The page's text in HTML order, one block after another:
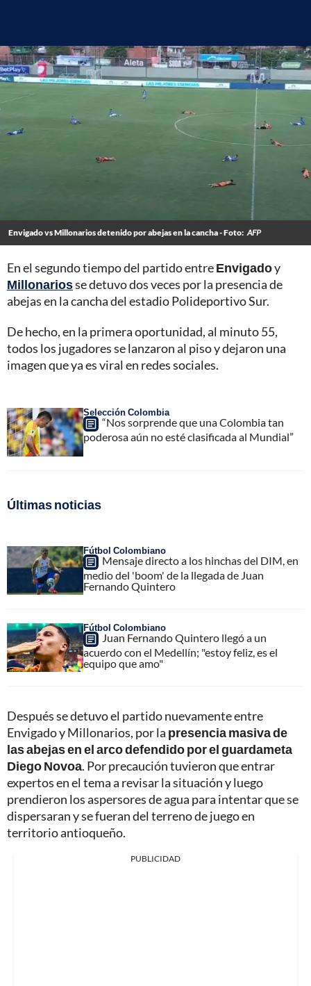
Envigado vs Millonarios detenido por abejas en la cancha - Foto: AFP
En el segundo tiempo del partido entreEnvigadoy
Millonariosse detuvo dos veces por la presencia de
abejas en la cancha del estadio Polideportivo Sur.
De hecho, en la primera oportunidad, al minuto 55,
todos los jugadores se lanzaron al piso y dejaron una
imagen que ya es viral en redes sociales.
Selección Colombia
“Nos sorprende que una Colombia tan
poderosa aún no esté clasificada al Mundial”
Últimas noticias
Fútbol Colombiano
Mensaje directo a los hinchas del DIM, en
medio del 'boom' de la llegada de Juan
Fernando Quintero
Fútbol Colombiano
Juan Fernando Quintero llegó a un
acuerdo con el Medellín; "estoy feliz, es el
equipo que amo"
Después se detuvo el partido nuevamente entre
Envigado y Millonarios, por la presencia masiva de
las abejas en el arco defendido por el guardameta
Diego Novoa. Por precaución tuvieron que entrar
expertos en el tema a revisar la situación y luego
prendieron los aspersores de agua para intentar que se
dispersaran y se fueran del terreno de juego en
territorio antioqueño.
PUBLICIDAD